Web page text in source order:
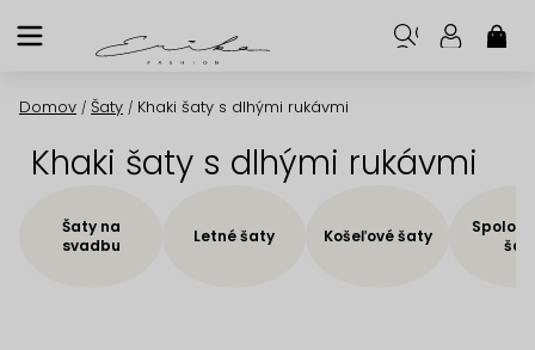
na
Domov / Šaty / Khaki šaty s dlhými rukávmi
Khaki šaty s dlhými rukávmi
Šaty na
svadbu
Letné šaty Košeľové šaty